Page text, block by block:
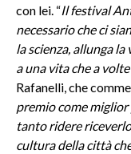
con lei. “Il festival
necessario che ci
la scienza, allunga
a una vita che a
Rafanelli, che
premio come
tanto ridere
cultura della città